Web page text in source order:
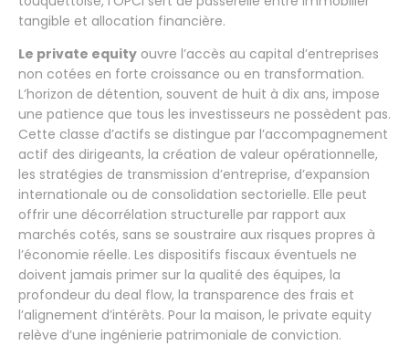
tangible et allocation financière.
Le private equity ouvre l’accès au capital d’entreprises
non cotées en forte croissance ou en transformation.
L’horizon de détention, souvent de huit à dix ans, impose
une patience que tous les investisseurs ne possèdent pas.
Cette classe d’actifs se distingue par l’accompagnement
actif des dirigeants, la création de valeur opérationnelle,
les stratégies de transmission d’entreprise, d’expansion
internationale ou de consolidation sectorielle. Elle peut
offrir une décorrélation structurelle par rapport aux
marchés cotés, sans se soustraire aux risques propres à
l’économie réelle. Les dispositifs fiscaux éventuels ne
doivent jamais primer sur la qualité des équipes, la
profondeur du deal flow, la transparence des frais et
l’alignement d’intérêts. Pour la maison, le private equity
relève d’une ingénierie patrimoniale de conviction.